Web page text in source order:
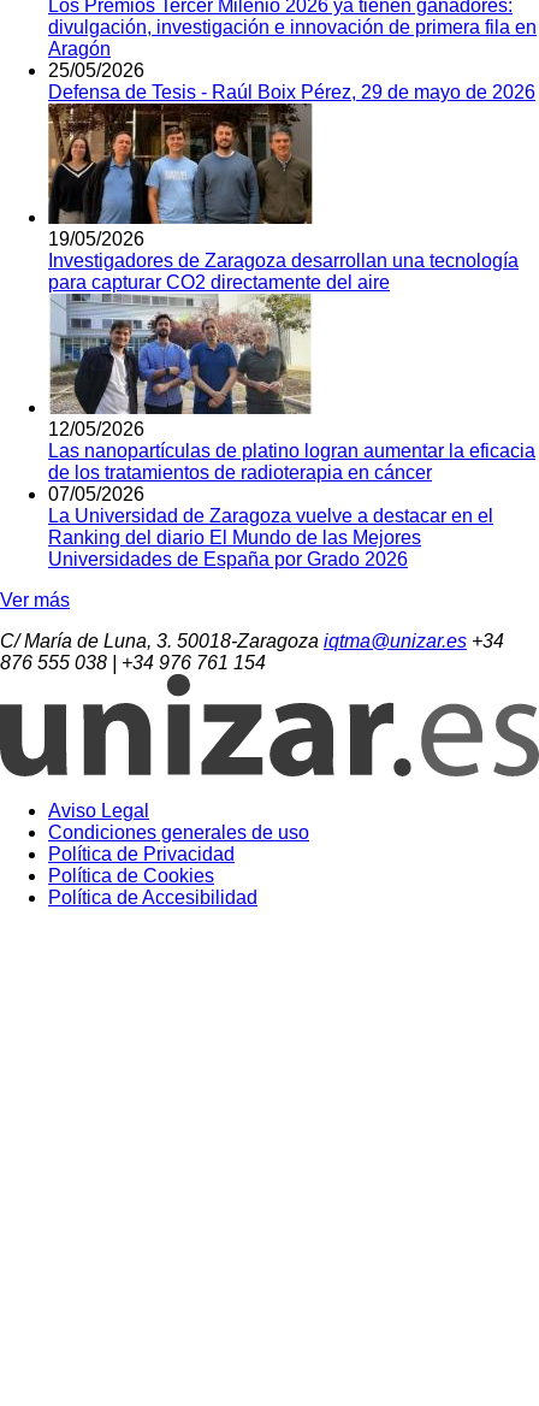
Los Premios Tercer Milenio 2026 ya tienen ganadores:
divulgación, investigación e innovación de primera fila en
Aragón
25/05/2026
Defensa de Tesis - Raúl Boix Pérez, 29 de mayo de 2026
19/05/2026
Investigadores de Zaragoza desarrollan una tecnología
para capturar CO2 directamente del aire
12/05/2026
Las nanopartículas de platino logran aumentar la eficacia
de los tratamientos de radioterapia en cáncer
07/05/2026
La Universidad de Zaragoza vuelve a destacar en el
Ranking del diario El Mundo de las Mejores
Universidades de España por Grado 2026
Ver más
C/ María de Luna, 3. 50018-Zaragoza iqtma@unizar.es +34
876 555 038 | +34 976 761 154
Aviso Legal
Condiciones generales de uso
Política de Privacidad
Política de Cookies
Política de Accesibilidad